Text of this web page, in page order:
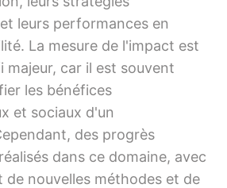
leurs performances en
La mesure de l'impact est
majeur, car il est souvent
les bénéfices
et sociaux d'un
des progrès
dans ce domaine, avec
de nouvelles méthodes et de